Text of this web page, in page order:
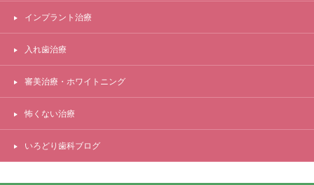
インプラント治療
入れ歯治療
審美治療・ホワイトニング
怖くない治療
いろどり歯科ブログ